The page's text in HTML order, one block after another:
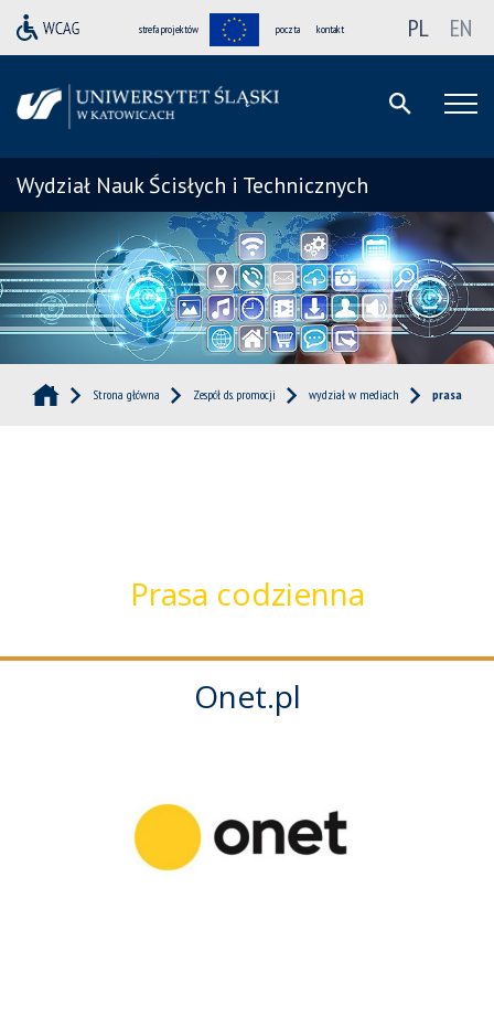
strefa projektów poczta kontakt PL EN
Wydział Nauk Ścisłych i Technicznych
Strona główna Zespół ds. promocji wydział w mediach prasa
Prasa codzienna
Onet.pl